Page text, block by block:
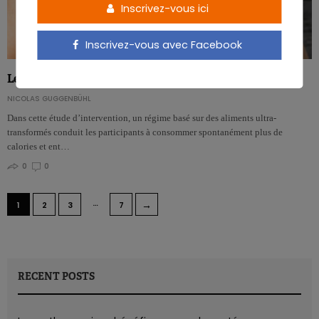
Les aliments ultra-transformés font-ils manger plus?
NICOLAS GUGGENBÜHL
Dans cette étude d’intervention, un régime basé sur des aliments ultra-
transformés conduit les participants à consommer spontanément plus de
calories et ent…
0
0
1 2 3 … 7 →
RECENT POSTS
Inscrivez-vous ici
Inscrivez-vous avec Facebook